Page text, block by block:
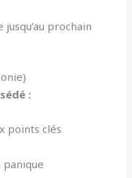
jusqu’au prochain
:
points clés
panique